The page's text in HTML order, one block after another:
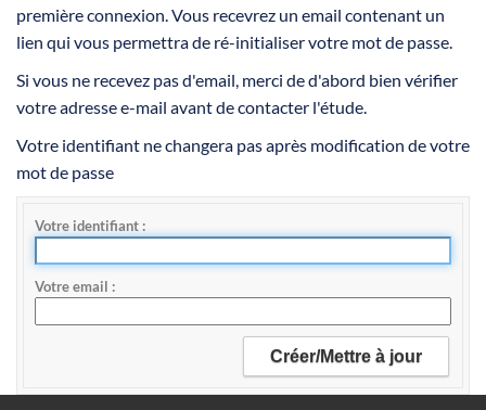
première connexion. Vous recevrez un email contenant un
lien qui vous permettra de ré-initialiser votre mot de passe.
Si vous ne recevez pas d'email, merci de d'abord bien vérifier
votre adresse e-mail avant de contacter l'étude.
Votre identifiant ne changera pas après modification de votre
mot de passe
Votre identifiant
Votre email